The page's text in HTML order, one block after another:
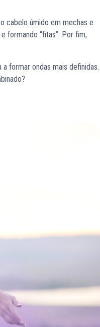
cabelo úmido em mechas e
formando “fitas”. Por fim,
formar ondas mais definidas.